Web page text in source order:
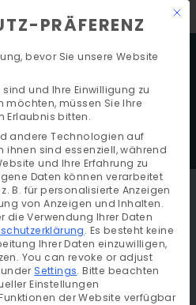
D BOOK A TABLE
HOLE IN ONE
Mit
PRÄFERENZ
bevor Sie unsere Website
und Ihre Einwilligung zu
müssen Sie Ihre
Erlaubnis bitten.
andere Technologien auf
ihnen sind essenziell, während
und Ihre Erfahrung zu
Daten können verarbeitet
B. für personalisierte Anzeigen
von Anzeigen und Inhalten.
die Verwendung Ihrer Daten
. Es besteht keine
Ihrer Daten einzuwilligen,
You can revoke or adjust
underSettings. Bitte beachten
Einstellungen
der Website verfügbar